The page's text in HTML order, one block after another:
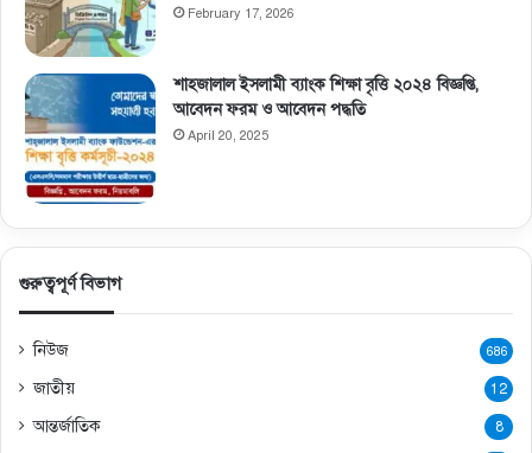
February 17, 2026
শাহজালাল ইসলামী ব্যাংক শিক্ষা বৃত্তি ২০২৪ বিজ্ঞপ্তি,
আবেদন ফরম ও আবেদন পদ্ধতি
April 20, 2025
গুরুত্বপূর্ণ বিভাগ
নিউজ 686
জাতীয় 12
আন্তর্জাতিক 8